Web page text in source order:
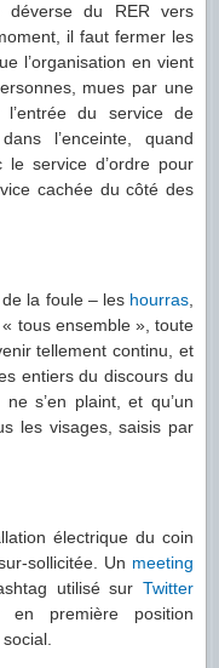
déverse du RER vers
il faut fermer les
l’organisation en vient
mues par une
du service de
l’enceinte, quand
le service d’ordre pour
cachée du côté des
la foule – les hourras
tous ensemble », toute
tellement continu, et
entiers du discours du
s’en plaint, et qu’un
les visages, saisis par
électrique du coin
sollicitée. Un meeting
utilisé sur Twitter
première position